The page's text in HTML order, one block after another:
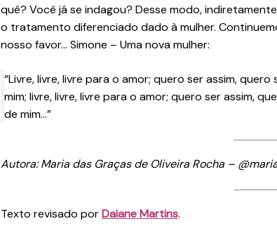
quê? Você já se indagou? Desse modo,
o tratamento diferenciado dado à mulher.
nosso favor… Simone – Uma nova mulher:
“Livre, livre, livre para o amor; quero ser assim,
mim; livre, livre, livre para o amor; quero ser assim,
de mim…”
Autora: Maria das Graças de Oliveira Rocha –
Texto revisado porDaiane Martins.